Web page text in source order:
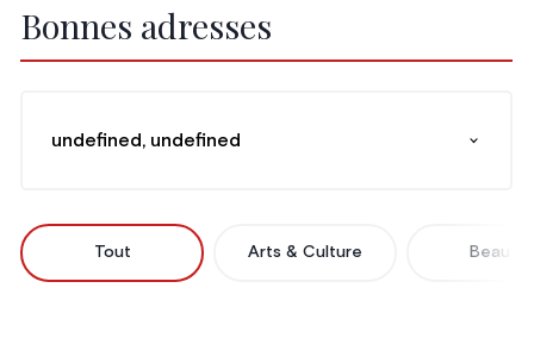
Bonnes adresses
undefined, undefined
Tout Arts & Culture Beauté